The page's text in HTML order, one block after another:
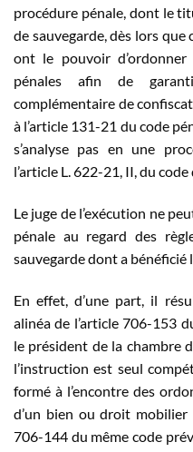
procédure pénale, dont le
de sauvegarde, dès lors
ont le pouvoir
pénales afin de
complémentaire de
à l’article 131-21 du code
s’analyse pas en une
l’article L. 622-21, II, du
Le juge de l’exécution ne
pénale au regard des
sauvegarde dont a bénéficié
En effet, d’une part, il
alinéa de l’article 706-153
le président de la chambre
l’instruction est seul
formé à l’encontre des
d’un bien ou droit mobilier
706-144 du même code